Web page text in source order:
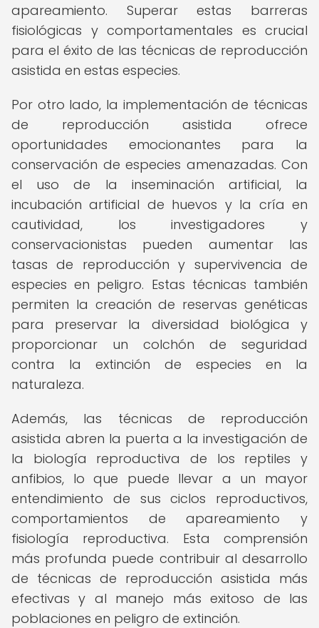
apareamiento. Superar estas barreras
fisiológicas y comportamentales es crucial
para el éxito de las técnicas de reproducción
asistida en estas especies.
Por otro lado, la implementación de técnicas
de reproducción asistida ofrece
oportunidades emocionantes para la
conservación de especies amenazadas. Con
el uso de la inseminación artificial, la
incubación artificial de huevos y la cría en
cautividad, los investigadores y
conservacionistas pueden aumentar las
tasas de reproducción y supervivencia de
especies en peligro. Estas técnicas también
permiten la creación de reservas genéticas
para preservar la diversidad biológica y
proporcionar un colchón de seguridad
contra la extinción de especies en la
naturaleza.
Además, las técnicas de reproducción
asistida abren la puerta a la investigación de
la biología reproductiva de los reptiles y
anfibios, lo que puede llevar a un mayor
entendimiento de sus ciclos reproductivos,
comportamientos de apareamiento y
fisiología reproductiva. Esta comprensión
más profunda puede contribuir al desarrollo
de técnicas de reproducción asistida más
efectivas y al manejo más exitoso de las
poblaciones en peligro de extinción.